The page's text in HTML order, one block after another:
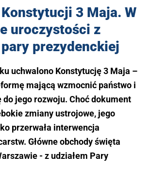
3 Maja. W
uroczystości z
pary prezydenckiej
uchwalono Konstytucję 3 Maja –
mającą wzmocnić państwo i
do jego rozwoju. Choć dokument
zmiany ustrojowe, jego
przerwała interwencja
Główne obchody święta
- z udziałem Pary